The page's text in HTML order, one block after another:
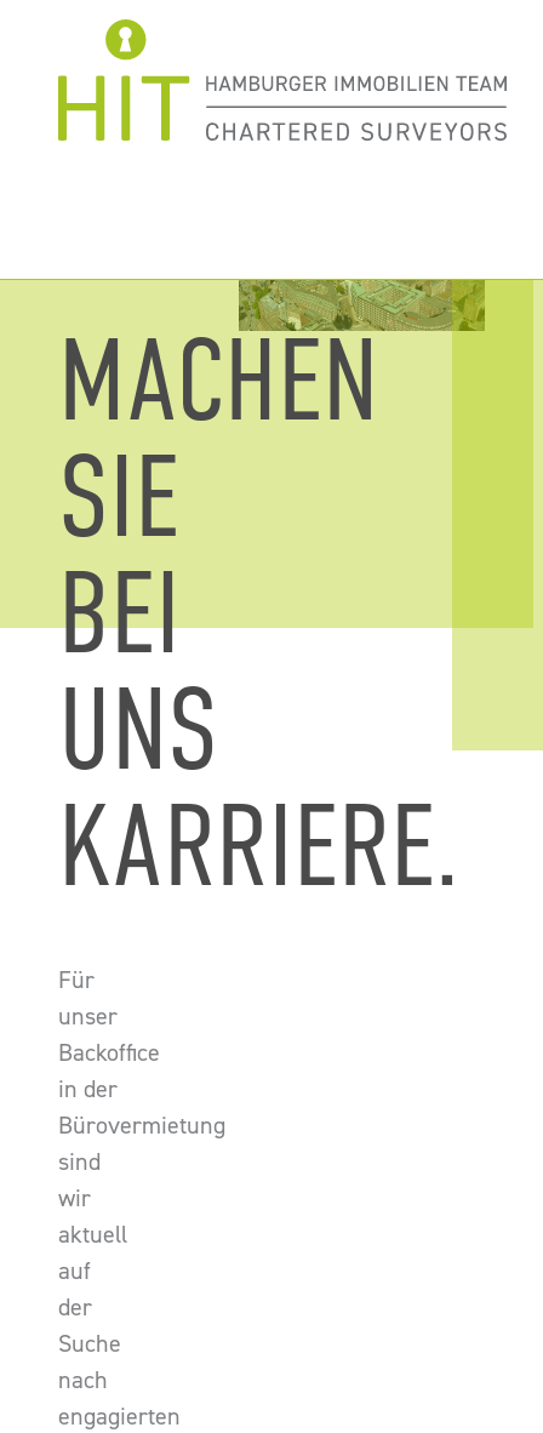
MACHEN
SIE
BEI
UNS
KARRIERE.
Für
unser
Backoffice
in der
Bürovermietung
sind
wir
aktuell
auf
der
Suche
nach
engagierten